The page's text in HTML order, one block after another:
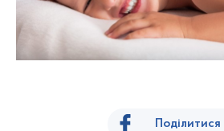
Поділитися